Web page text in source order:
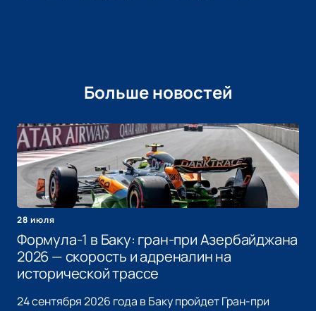
Больше новостей
28 июля
Формула-1 в Баку: гран-при Азербайджана
2026 — скорость и адреналин на
исторической трассе
24 сентября 2026 года в Баку пройдет Гран-при